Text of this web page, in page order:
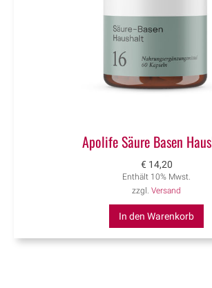
Apolife Säure Basen
€ 14,20
Enthält 10% Mwst.
zzgl. Versand
In den Warenkorb